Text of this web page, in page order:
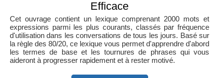
Efficace
Cet ouvrage contient un lexique comprenant 2000 mots et
expressions parmi les plus courants, classés par fréquence
d'utilisation dans les conversations de tous les jours. Basé sur
la règle des 80/20, ce lexique vous permet d'apprendre d'abord
les termes de base et les tournures de phrases qui vous
aideront à progresser rapidement et à rester motivé.